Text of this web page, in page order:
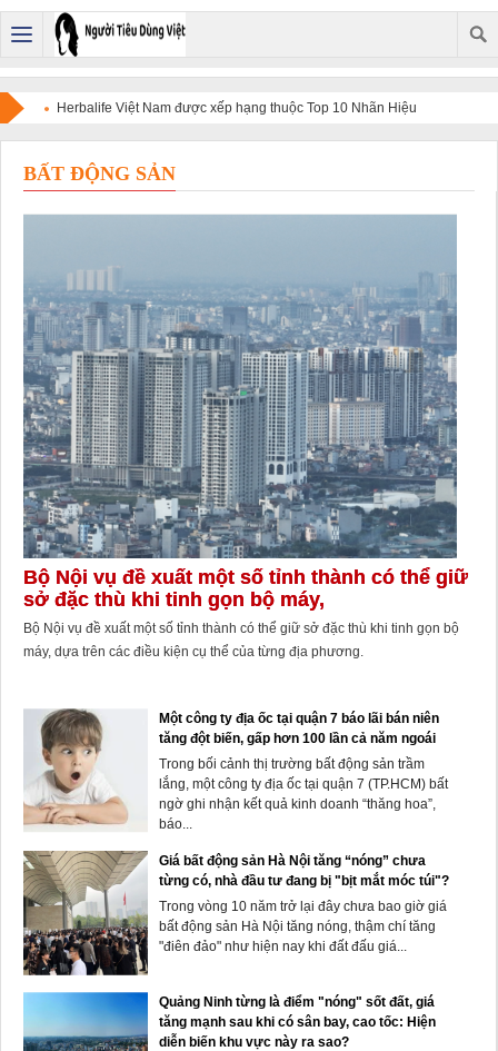
Herbalife Việt Nam được xếp hạng thuộc Top 10 Nhãn Hiệu
Nổi Tiếng Việt Nam năm 2026.
BẤT ĐỘNG SẢN
Bộ Nội vụ đề xuất một số tỉnh thành có thể giữ
sở đặc thù khi tinh gọn bộ máy,
Bộ Nội vụ đề xuất một số tỉnh thành có thể giữ sở đặc thù khi tinh gọn bộ
máy, dựa trên các điều kiện cụ thể của từng địa phương.
Một công ty địa ốc tại quận 7 báo lãi bán niên
tăng đột biến, gấp hơn 100 lần cả năm ngoái
Trong bối cảnh thị trường bất động sản trầm
lắng, một công ty địa ốc tại quận 7 (TP.HCM) bất
ngờ ghi nhận kết quả kinh doanh “thăng hoa”,
báo...
Giá bất động sản Hà Nội tăng “nóng” chưa
từng có, nhà đầu tư đang bị "bịt mắt móc túi"?
Trong vòng 10 năm trở lại đây chưa bao giờ giá
bất động sản Hà Nội tăng nóng, thậm chí tăng
"điên đảo" như hiện nay khi đất đấu giá...
Quảng Ninh từng là điểm "nóng" sốt đất, giá
tăng mạnh sau khi có sân bay, cao tốc: Hiện
diễn biến khu vực này ra sao?